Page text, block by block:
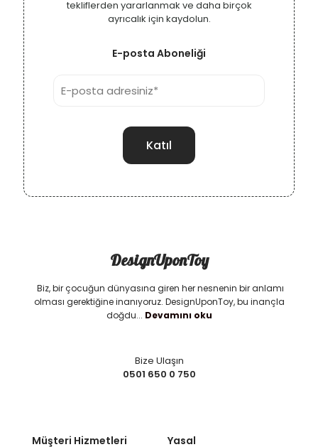
tekliflerden yararlanmak ve daha birçok
ayrıcalık için kaydolun.
E-posta Aboneliği
DesignUponToy
Biz, bir çocuğun dünyasına giren her nesnenin bir anlamı
olması gerektiğine inanıyoruz. DesignUponToy, bu inançla
doğdu... Devamını oku
0501 650 0 750
Bize Ulaşın
Müşteri Hizmetleri Yasal